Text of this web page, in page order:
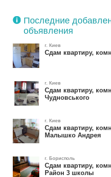
Киеве без горячей воды
более 700 потребителей
Последние
объявления
г. Киев
Сдам квартиру,
г. Киев
Сдам квартиру,
Чудновського
г. Киев
Сдам квартиру,
Малышко Андрея
г. Борисполь
Сдам квартиру,
Район 3 школы